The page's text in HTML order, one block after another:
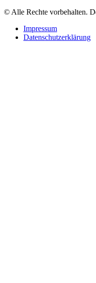
© Alle Rechte vorbehalten.
Impressum
Datenschutzerklärung